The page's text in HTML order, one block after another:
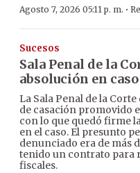
Agosto 7, 2026 05:11 p. m. ·
Sucesos
Sala Penal de la
absolución en
La Sala Penal de la
de casación promovido
con lo que quedó firme
en el caso. El presunto
denunciado era de más
tenido un contrato para
fiscales.